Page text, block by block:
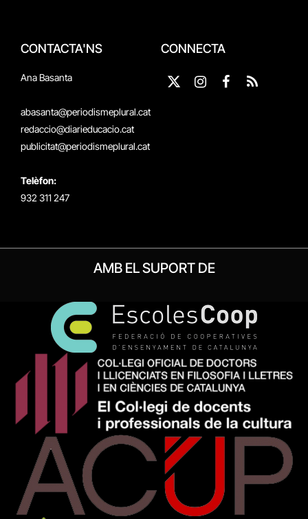
CONTACTA'NS
Ana Basanta
abasanta@periodismeplural.cat
redaccio@diarieducacio.cat
publicitat@periodismeplural.cat
Telèfon:
932 311 247
CONNECTA
X
Instagram
Facebook
RSS
AMB EL SUPORT DE